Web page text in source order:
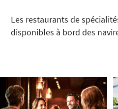
Les restaurants de
disponibles à bord des